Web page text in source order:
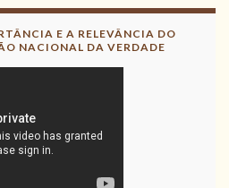
E A RELEVÂNCIA DO
NACIONAL DA VERDADE